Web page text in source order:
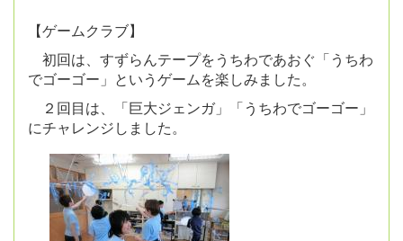
【ゲームクラブ】
初回は、すずらんテープをうちわであおぐ「うちわ
でゴーゴー」というゲームを楽しみました。
２回目は、「巨大ジェンガ」「うちわでゴーゴー」
にチャレンジしました。